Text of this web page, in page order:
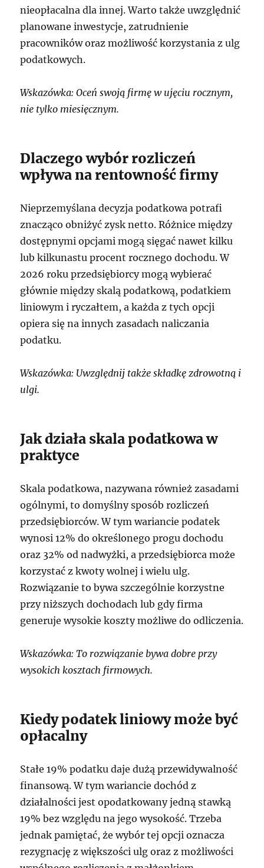
nieopłacalna dla innej. Warto także uwzględnić
planowane inwestycje, zatrudnienie
pracowników oraz możliwość korzystania z ulg
podatkowych.
Wskazówka: Oceń swoją firmę w ujęciu rocznym,
nie tylko miesięcznym.
Dlaczego wybór rozliczeń
wpływa na rentowność firmy
Nieprzemyślana decyzja podatkowa potrafi
znacząco obniżyć zysk netto. Różnice między
dostępnymi opcjami mogą sięgać nawet kilku
lub kilkunastu procent rocznego dochodu. W
2026 roku przedsiębiorcy mogą wybierać
głównie między skalą podatkową, podatkiem
liniowym i ryczałtem, a każda z tych opcji
opiera się na innych zasadach naliczania
podatku.
Wskazówka: Uwzględnij także składkę zdrowotną i
ulgi.
Jak działa skala podatkowa w
praktyce
Skala podatkowa, nazywana również zasadami
ogólnymi, to domyślny sposób rozliczeń
przedsiębiorców. W tym wariancie podatek
wynosi 12% do określonego progu dochodu
oraz 32% od nadwyżki, a przedsiębiorca może
korzystać z kwoty wolnej i wielu ulg.
Rozwiązanie to bywa szczególnie korzystne
przy niższych dochodach lub gdy firma
generuje wysokie koszty możliwe do odliczenia.
Wskazówka: To rozwiązanie bywa dobre przy
wysokich kosztach firmowych.
Kiedy podatek liniowy może być
opłacalny
Stałe 19% podatku daje dużą przewidywalność
finansową. W tym wariancie dochód z
działalności jest opodatkowany jedną stawką
19% bez względu na jego wysokość. Trzeba
jednak pamiętać, że wybór tej opcji oznacza
rezygnację z większości ulg oraz z możliwości